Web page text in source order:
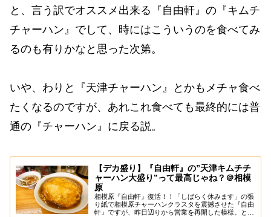
と、言う訳でオススメ出来る『自由軒』の『キムチ
チャーハン』でして、時にはこういうのを食べてみ
るのも有りかなと思った次第。
いや、わりと『天津チャーハン』とかもメチャ食べ
たくなるのですが、あれこれ食べても最終的には普
通の『チャーハン』に戻る説。
【デカ盛り】『自由軒』の”天津キムチチ
ャーハン大盛り”って最高じゃね？＠相模
原
相模原『自由軒』復活！！「しばらく休みます」の張
り紙で相模原チャーハンクラスタを震撼させた『自由
軒』ですが、昨日辺りから営業を再開した模様。と、